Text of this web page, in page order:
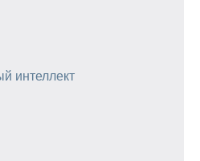
интеллект